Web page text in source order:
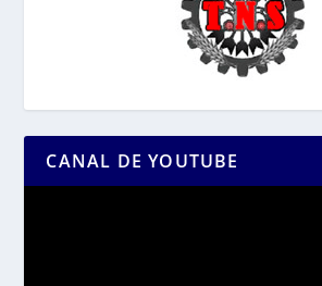
CANAL DE YOUTUBE